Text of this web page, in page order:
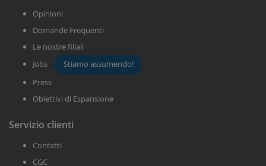
Opinioni
Domande Frequenti
Le nostre filiali
Jobs
Stiamo assumendo!
Press
Obiettivi di Espansione
Servizio clienti
Contatti
CGC